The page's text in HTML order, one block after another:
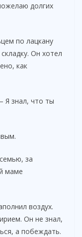
долгих
по лацкану
Он хотел
как
знал, что ты
за
маме
воздух.
Он не знал,
а побеждать.